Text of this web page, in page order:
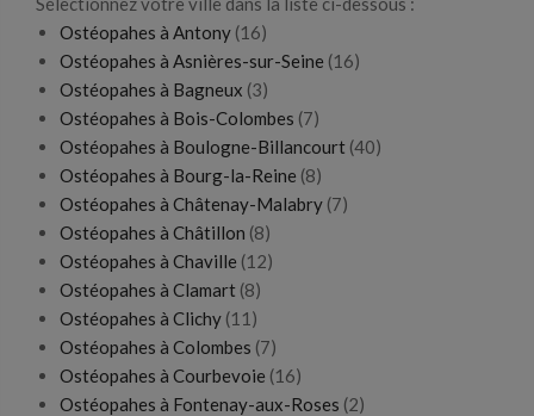
Ostéopahes à Antony (16)
Ostéopahes à Asnières-sur-Seine (16)
Ostéopahes à Bagneux (3)
Ostéopahes à Bois-Colombes (7)
Ostéopahes à Boulogne-Billancourt (40)
Ostéopahes à Bourg-la-Reine (8)
Ostéopahes à Châtenay-Malabry (7)
Ostéopahes à Châtillon (8)
Ostéopahes à Chaville (12)
Ostéopahes à Clamart (8)
Ostéopahes à Clichy (11)
Ostéopahes à Colombes (7)
Ostéopahes à Courbevoie (16)
Ostéopahes à Fontenay-aux-Roses (2)